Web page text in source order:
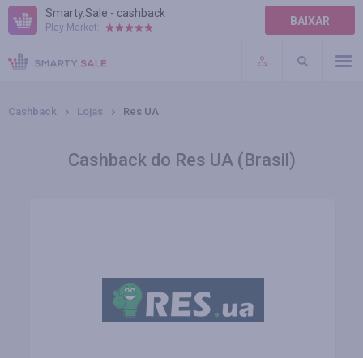
Smarty.Sale - cashback
Play Market: BAIXAR
AJUDA
TERMOS DE USO
Cashback Lojas Res UA
Cashback do Res UA (Brasil)